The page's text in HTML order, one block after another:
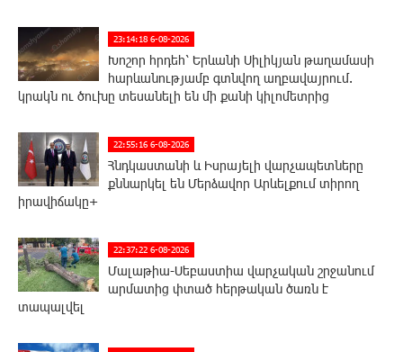
23:14:18 6-08-2026
Խոշոր հրդեհ՝ Երևանի Սիլիկյան թաղամասի
հարևանությամբ գտնվող աղբավայրում.
կրակն ու ծուխը տեսանելի են մի քանի կիլոմետրից
22:55:16 6-08-2026
Հնդկաստանի և Իսրայելի վարչապետները
քննարկել են Մերձավոր Արևելքում տիրող
իրավիճակը+
22:37:22 6-08-2026
Մալաթիա-Սեբաստիա վարչական շրջանում
արմատից փտած հերթական ծառն է
տապալվել